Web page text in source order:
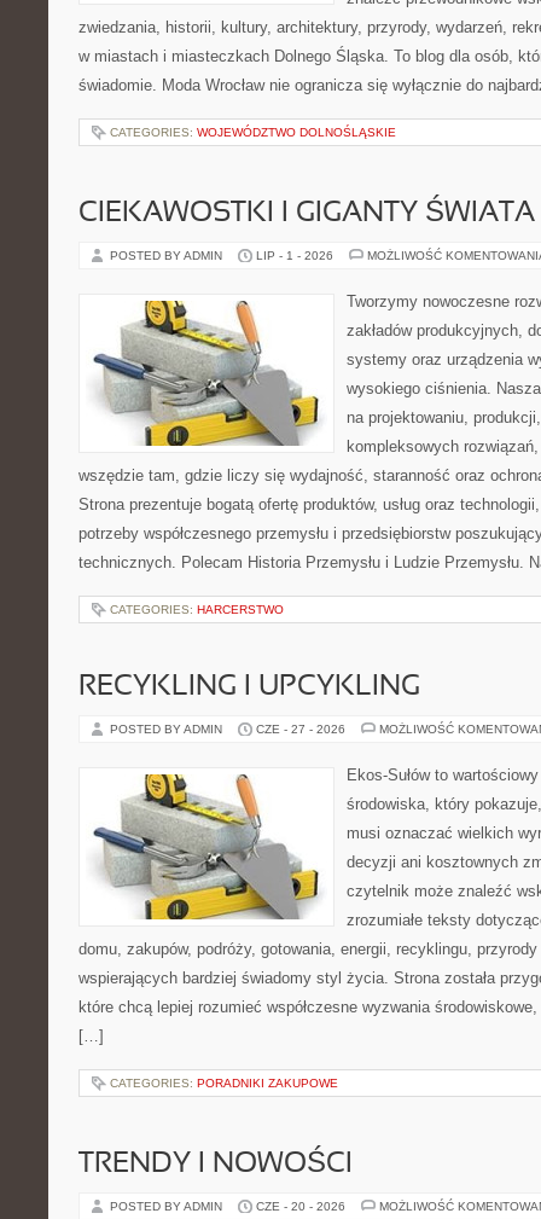
zwiedzania, historii, kultury, architektury, przyrody, wydarzeń,
w miastach i miasteczkach Dolnego Śląska. To blog dla osób,
świadomie. Moda Wrocław nie ogranicza się wyłącznie do
CATEGORIES: WOJEWÓDZTWO DOLNOŚLĄSKIE
CIEKAWOSTKI I GIGANTY ŚWIATA
POSTED BY ADMIN LIP - 1 - 2026 MOŻLIWOŚĆ
Tworzymy nowoczesne
zakładów produkcyjnych,
systemy oraz urządzenia
wysokiego ciśnienia.
na projektowaniu,
kompleksowych
wszędzie tam, gdzie liczy się wydajność, staranność oraz
Strona prezentuje bogatą ofertę produktów, usług oraz
potrzeby współczesnego przemysłu i przedsiębiorstw
technicznych. Polecam Historia Przemysłu i Ludzie Przemysłu.
CATEGORIES: HARCERSTWO
RECYKLING I UPCYKLING
POSTED BY ADMIN CZE - 27 - 2026 MOŻLIWOŚĆ
Ekos-Sułów to
środowiska, który
musi oznaczać wielkich
decyzji ani kosztownych
czytelnik może znaleźć
zrozumiałe teksty
domu, zakupów, podróży, gotowania, energii, recyklingu,
wspierających bardziej świadomy styl życia. Strona została
które chcą lepiej rozumieć współczesne wyzwania
[…]
CATEGORIES: PORADNIKI ZAKUPOWE
TRENDY I NOWOŚCI
POSTED BY ADMIN CZE - 20 - 2026 MOŻLIWOŚĆ